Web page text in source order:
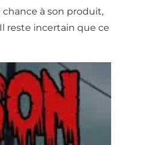
à son produit,
reste incertain que ce